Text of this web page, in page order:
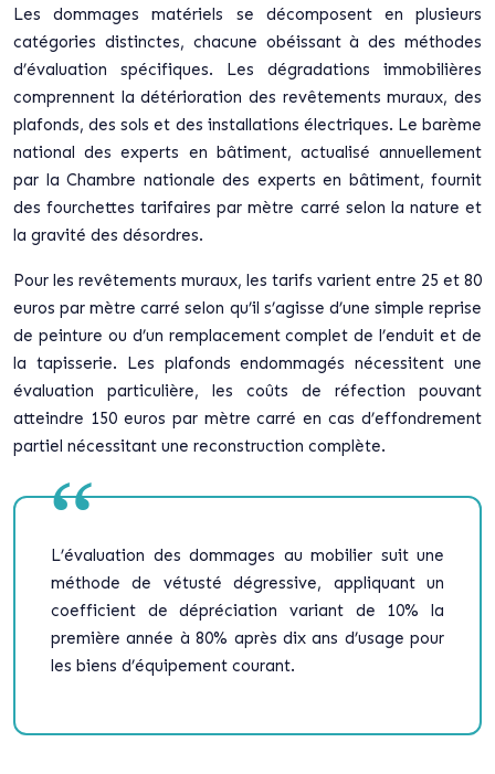
Les dommages matériels se décomposent en plusieurs
catégories distinctes, chacune obéissant à des méthodes
d’évaluation spécifiques. Les dégradations immobilières
comprennent la détérioration des revêtements muraux, des
plafonds, des sols et des installations électriques. Le barème
national des experts en bâtiment, actualisé annuellement
par la Chambre nationale des experts en bâtiment, fournit
des fourchettes tarifaires par mètre carré selon la nature et
la gravité des désordres.
Pour les revêtements muraux, les tarifs varient entre 25 et 80
euros par mètre carré selon qu’il s’agisse d’une simple reprise
de peinture ou d’un remplacement complet de l’enduit et de
la tapisserie. Les plafonds endommagés nécessitent une
évaluation particulière, les coûts de réfection pouvant
atteindre 150 euros par mètre carré en cas d’effondrement
partiel nécessitant une reconstruction complète.
L’évaluation des dommages au mobilier suit une
méthode de vétusté dégressive, appliquant un
coefficient de dépréciation variant de 10% la
première année à 80% après dix ans d’usage pour
les biens d’équipement courant.